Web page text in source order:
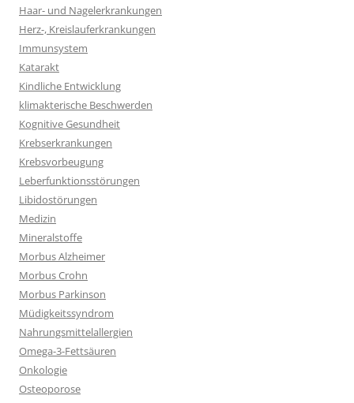
Haar- und Nagelerkrankungen
Herz-, Kreislauferkrankungen
Immunsystem
Katarakt
Kindliche Entwicklung
klimakterische Beschwerden
Kognitive Gesundheit
Krebserkrankungen
Krebsvorbeugung
Leberfunktionsstörungen
Libidostörungen
Medizin
Mineralstoffe
Morbus Alzheimer
Morbus Crohn
Morbus Parkinson
Müdigkeitssyndrom
Nahrungsmittelallergien
Omega-3-Fettsäuren
Onkologie
Osteoporose